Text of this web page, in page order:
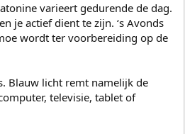
varieert gedurende de dag.
je actief dient te zijn. ‘s Avonds
wordt ter voorbereiding op de
Blauw licht remt namelijk de
televisie, tablet of